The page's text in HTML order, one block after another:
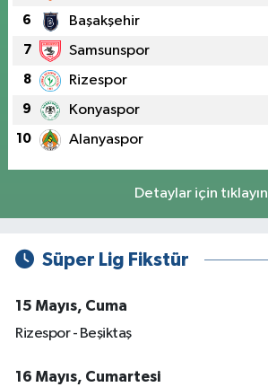
6 Başakşehir
7 Samsunspor
8 Rizespor
9 Konyaspor
10 Alanyaspor
Detaylar için tıklayın
Süper Lig Fikstür
15 Mayıs, Cuma
Rizespor - Beşiktaş
16 Mayıs, Cumartesi